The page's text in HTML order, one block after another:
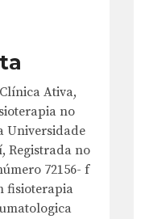
Ativa,
no
Universidade
Registrada no
72156- f
fisioterapia